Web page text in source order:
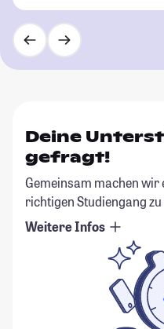
Deine
gefragt!
Gemeinsam machen
richtigen Studiengang
Weitere Infos